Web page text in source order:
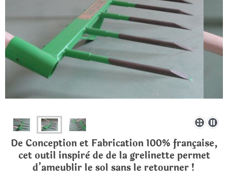
De Conception et Fabrication 100% française,
cet outil inspirè de de la grelinette permet
d’ameublir le sol sans le retourner !